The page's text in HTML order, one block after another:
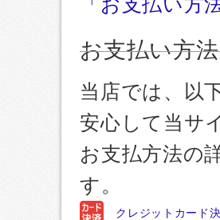
お支払い方
当店では、以
安心して当サ
お支払方法の
す。
クレジットカード